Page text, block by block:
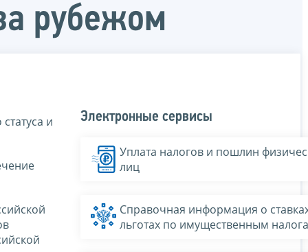
рубежом
и
Электронные сервисы
Уплата налогов и пошлин
лиц
Справочная информация о
льготах по имущественным